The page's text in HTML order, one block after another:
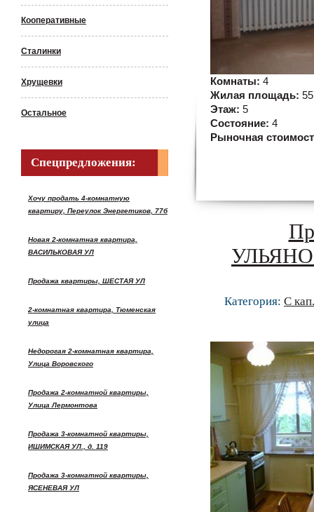
Кооперативные
Сталинки
Хрущевки
Остальное
Спецпредложения:
Хочу продать 4-комнатную
квартиру, Переулок Энергетиков, 77б
Новая 2-комнатная квартира,
ВАСИЛЬКОВАЯ УЛ
Продажа квартиры, ШЕСТАЯ УЛ
2-комнатная квартира, Тюменская
улица
Недорогая 2-комнатная квартира,
Улица Воровского
Продажа 2-комнатной квартиры,
Улица Лермонтова
Продажа 3-комнатной квартиры,
ИШИМСКАЯ УЛ., д. 119
Продажа 3-комнатной квартиры,
ЯСЕНЕВАЯ УЛ
Комнаты: 4
Жилая площадь:
Этаж: 5
Состояние: 4
Рыночная
Категория: С